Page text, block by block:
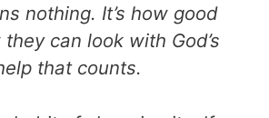
nothing. It’s how good
can look with God’s
that counts.